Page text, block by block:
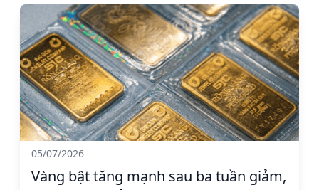
05/07/2026
Vàng bật tăng mạnh sau ba tuần giảm,